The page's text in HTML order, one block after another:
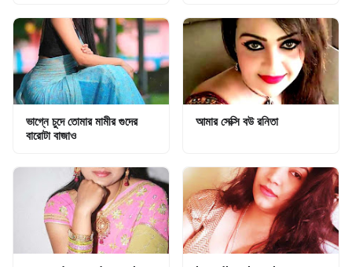
ভাগ্নে চুদে তোমার মামীর গুদের
বারোটা বাজাও
আমার সেক্সি বউ রনিতা